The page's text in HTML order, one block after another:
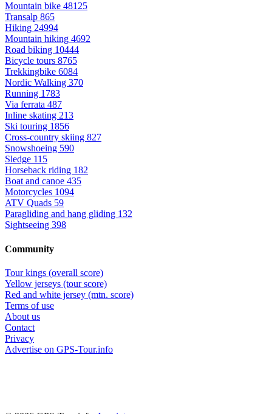
Mountain bike 48125
Transalp 865
Hiking 24994
Mountain hiking 4692
Road biking 10444
Bicycle tours 8765
Trekkingbike 6084
Nordic Walking 370
Running 1783
Via ferrata 487
Inline skating 213
Ski touring 1856
Cross-country skiing 827
Snowshoeing 590
Sledge 115
Horseback riding 182
Boat and canoe 435
Motorcycles 1094
ATV Quads 59
Paragliding and hang gliding 132
Sightseeing 398
Community
Tour kings (overall score)
Yellow jerseys (tour score)
Red and white jersey (mtn. score)
Terms of use
About us
Contact
Privacy
Advertise on GPS-Tour.info